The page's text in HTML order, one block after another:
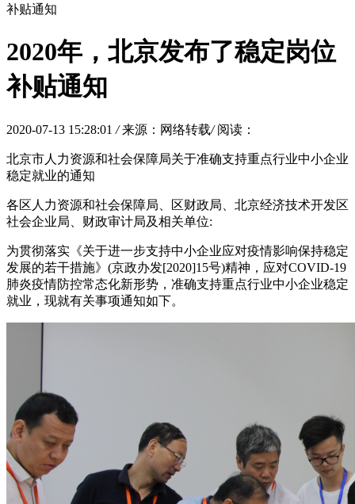
补贴通知
2020年，北京发布了稳定岗位
补贴通知
2020-07-13 15:28:01 / 来源：网络转载/ 阅读：
北京市人力资源和社会保障局关于准确支持重点行业中小企业
稳定就业的通知
各区人力资源和社会保障局、区财政局、北京经济技术开发区
社会企业局、财政审计局及相关单位:
为贯彻落实《关于进一步支持中小企业应对疫情影响保持稳定
发展的若干措施》(京政办发[2020]15号)精神，应对COVID-19
肺炎疫情防控常态化新形势，准确支持重点行业中小企业稳定
就业，现就有关事项通知如下。